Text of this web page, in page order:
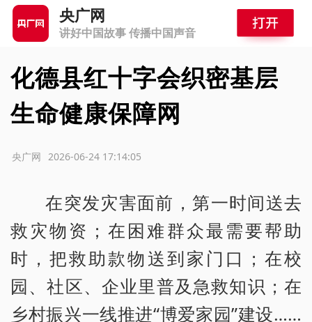
央广网
讲好中国故事 传播中国声音
化德县红十字会织密基层
生命健康保障网
2026-06-24 17:14:05
央广网
在突发灾害面前，第一时间送去
救灾物资；在困难群众最需要帮助
时，把救助款物送到家门口；在校
园、社区、企业里普及急救知识；在
乡村振兴一线推进“博爱家园”建设……